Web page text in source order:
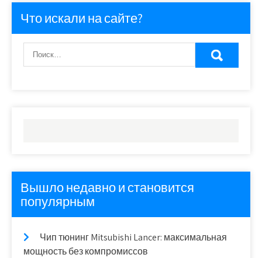
Что искали на сайте?
Вышло недавно и становится
популярным
Чип тюнинг Mitsubishi Lancer: максимальная
мощность без компромиссов